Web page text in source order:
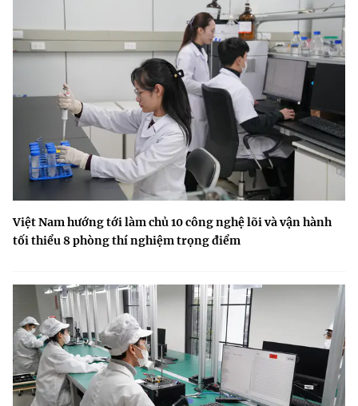
Việt Nam hướng tới làm chủ 10 công nghệ lõi và vận hành
tối thiểu 8 phòng thí nghiệm trọng điểm